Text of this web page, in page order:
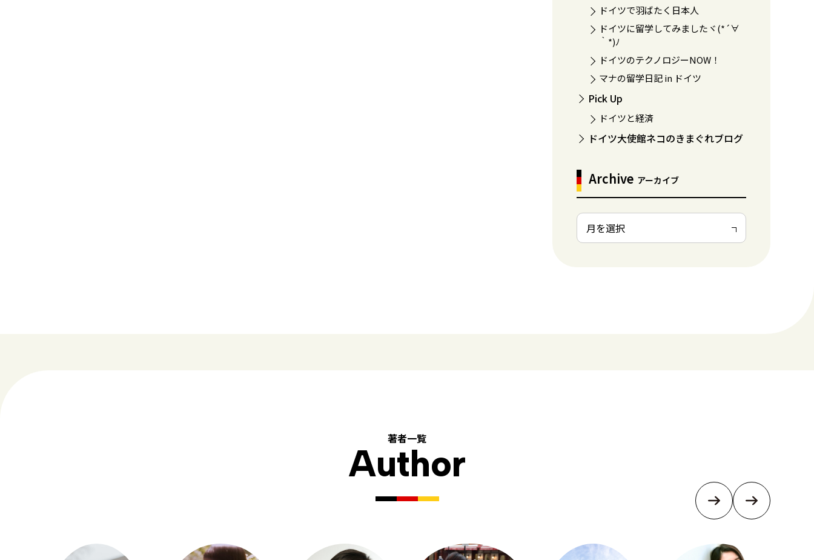
ドイツで羽ばたく日本人
ドイツに留学してみましたヾ(*´∀
｀*)ﾉ
ドイツのテクノロジーNOW！
マナの留学日記 in ドイツ
Pick Up
ドイツと経済
ドイツ大使館ネコのきまぐれブログ
Archive アーカイブ
著者一覧
Author